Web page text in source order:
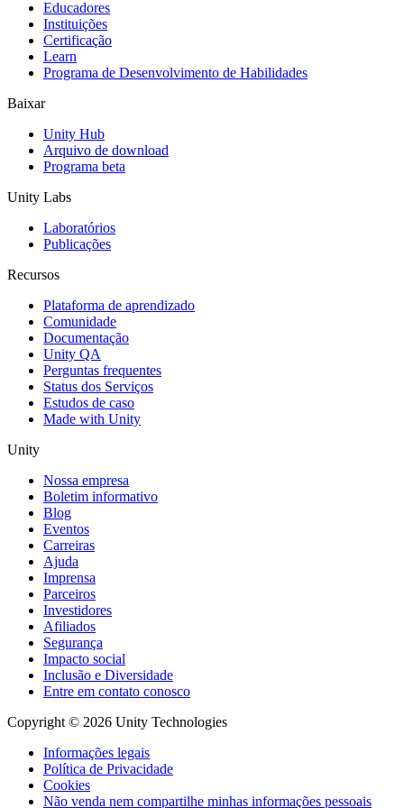
Jogos XR
Lance jogos XR em várias plataformas
Jogos com multijogador
Simplifique o desenvolvimento de jogos multiplayer
Educadores
Instituições
Certificação
Learn
Programa de Desenvolvimento de Habilidades
Baixar
Unity Hub
Arquivo de download
Programa beta
Unity Labs
Laboratórios
Publicações
Recursos
Plataforma de aprendizado
Comunidade
Documentação
Unity QA
Perguntas frequentes
Status dos Serviços
Estudos de caso
Made with Unity
Unity
Nossa empresa
Boletim informativo
Blog
Eventos
Carreiras
Ajuda
Imprensa
Parceiros
Investidores
Afiliados
Segurança
Impacto social
Inclusão e Diversidade
Entre em contato conosco
Copyright © 2026 Unity Technologies
Informações legais
Política de Privacidade
Cookies
Não venda nem compartilhe minhas informações pessoais